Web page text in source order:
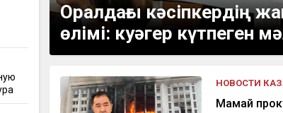
Оралдағы кәсіпкердің
өлімі: куәгер күтпеген
НОВОСТИ
Мамай